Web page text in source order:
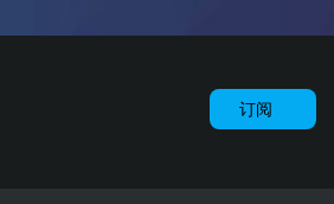
订阅